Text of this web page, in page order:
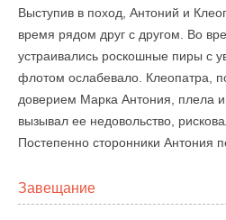
Выступив в поход, Антоний и
время рядом друг с другом. Во
устраивались роскошные пиры с
флотом ослабевало. Клеопатра,
доверием Марка Антония, плела
вызывал ее недовольство,
Постепенно сторонники Антония
Завещание